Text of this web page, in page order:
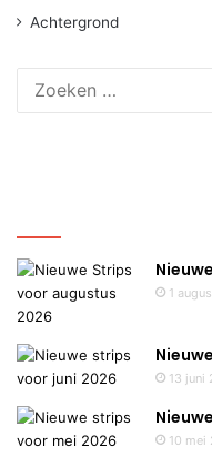
Achtergrond
1
13 juni
10 mei